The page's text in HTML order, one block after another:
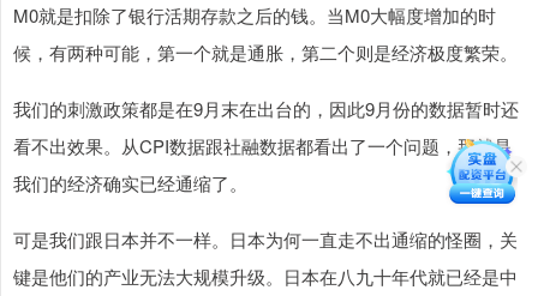
M0就是扣除了银行活期存款之后的钱。当M0大幅度增加的时
候，有两种可能，第一个就是通胀，第二个则是经济极度繁荣。
我们的刺激政策都是在9月末在出台的，因此9月份的数据暂时还
看不出效果。从CPI数据跟社融数据都看出了一个问题，那就是
我们的经济确实已经通缩了。
可是我们跟日本并不一样。日本为何一直走不出通缩的怪圈，关
键是他们的产业无法大规模升级。日本在八九十年代就已经是中